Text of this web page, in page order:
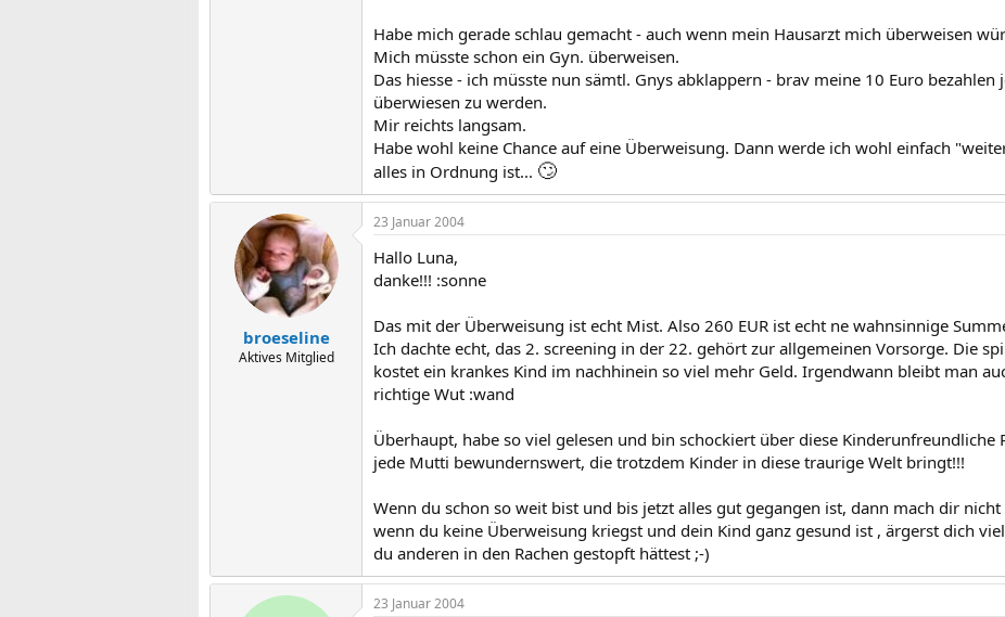
Habe mich gerade schlau gemacht - auch wenn mein Hausarzt mich überweisen
Mich müsste schon ein Gyn. überweisen.
Das hiesse - ich müsste nun sämtl. Gnys abklappern - brav meine 10 Euro
überwiesen zu werden.
Mir reichts langsam.
Habe wohl keine Chance auf eine Überweisung. Dann werde ich wohl einfach
alles in Ordnung ist... 🙄
broeseline
Aktives Mitglied
23 Januar 2004
Hallo Luna,
danke!!! :sonne
Das mit der Überweisung ist echt Mist. Also 260 EUR ist echt ne wahnsinnige
Ich dachte echt, das 2. screening in der 22. gehört zur allgemeinen Vorsorge. Die
kostet ein krankes Kind im nachhinein so viel mehr Geld. Irgendwann bleibt man
richtige Wut :wand
Überhaupt, habe so viel gelesen und bin schockiert über diese Kinderunfreundliche
jede Mutti bewundernswert, die trotzdem Kinder in diese traurige Welt bringt!!!
Wenn du schon so weit bist und bis jetzt alles gut gegangen ist, dann mach dir nicht
wenn du keine Überweisung kriegst und dein Kind ganz gesund ist , ärgerst dich
du anderen in den Rachen gestopft hättest ;-)
23 Januar 2004